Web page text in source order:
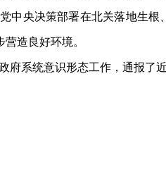
中央决策部署在北关落地生
营造良好环境。
府系统意识形态工作，通报了